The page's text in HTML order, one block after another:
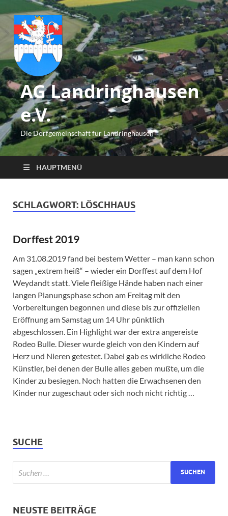
AG Landringhausen
e.V.
Die Dorfgemeinschaft für Landringhausen
HAUPTMENÜ
SCHLAGWORT: LÖSCHHAUS
Dorffest 2019
Am 31.08.2019 fand bei bestem Wetter – man kann schon
sagen „extrem heiß“ – wieder ein Dorffest auf dem Hof
Weydandt statt. Viele fleißige Hände haben nach einer
langen Planungsphase schon am Freitag mit den
Vorbereitungen begonnen und diese bis zur offiziellen
Eröffnung am Samstag um 14 Uhr pünktlich
abgeschlossen. Ein Highlight war der extra angereiste
Rodeo Bulle. Dieser wurde gleich von den Kindern auf
Herz und Nieren getestet. Dabei gab es wirkliche Rodeo
Künstler, bei denen der Bulle alles geben mußte, um die
Kinder zu besiegen. Noch hatten die Erwachsenen den
Kinder nur zugeschaut oder sich noch nicht richtig …
SUCHE
NEUSTE BEITRÄGE